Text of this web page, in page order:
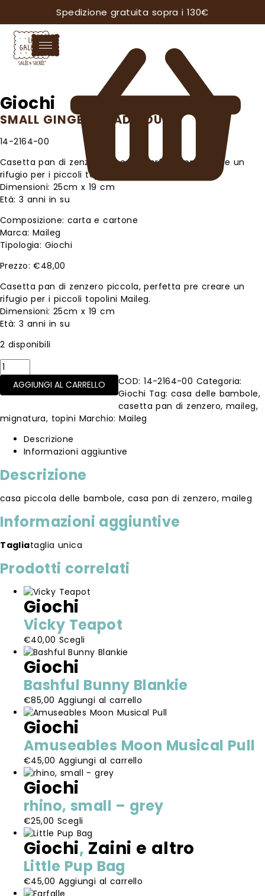
Spedizione gratuita sopra i 130€
Giochi
SMALL GINGERBREAD HOUSE
14-2164-00
Casetta pan di zenzero piccola, perfetta pre creare un
rifugio per i piccoli topolini Maileg.
Dimensioni: 25cm x 19 cm
Età: 3 anni in su
Composizione: carta e cartone
Marca: Maileg
Tipologia: Giochi
€48,00
Casetta pan di zenzero piccola, perfetta pre creare un
rifugio per i piccoli topolini Maileg.
Dimensioni: 25cm x 19 cm
Età: 3 anni in su
2 disponibili
Small
gingerbread
houseAGGIUNGI AL CARRELLO COD:14-2164-00 Categoria:
Giochi Tag:casa delle bambole,
casetta pan di zenzero,maileg,
mignatura, topini Marchio:Maileg
Descrizione
Informazioni aggiuntive
Descrizione
casa piccola delle bambole, casa pan di zenzero, maileg
Informazioni aggiuntive
Tagliataglia unica
Prodotti correlati
Giochi
Vicky Teapot
€40,00 Scegli
prodotto
varianti.
Le
opzioni
essere
scelte
nella
pagina
prodotto
Giochi
Bashful Bunny Blankie
€85,00 Aggiungi al carrello
Giochi
Amuseables Moon Musical Pull
€45,00 Aggiungi al carrello
Giochi
rhino, small – grey
€25,00 Scegli
prodotto
ha
più
varianti.
Le
Giochi, Zaini e altro
Little Pup Bag
€45,00 Aggiungi al carrello